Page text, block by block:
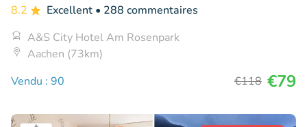
8.2 Excellent • 288 commentaires
A&S City Hotel Am Rosenpark
Aachen (73km)
Vendu : 90
€118 €79